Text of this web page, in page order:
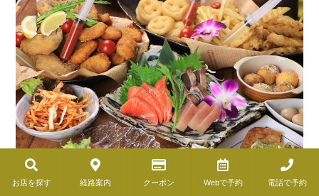
お店を探す 経路案内 クーポン Webで予約 電話で予約